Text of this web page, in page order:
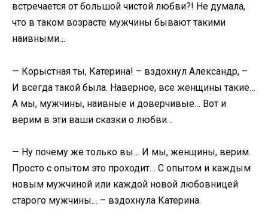
встречается от большой чистой любви?! Не думала,
что в таком возрасте мужчины бывают такими
наивными…
— Корыстная ты, Катерина! – вздохнул Александр, –
И всегда такой была. Наверное, все женщины такие…
А мы, мужчины, наивные и доверчивые… Вот и
верим в эти ваши сказки о любви…
— Ну почему же только вы… И мы, женщины, верим.
Просто с опытом это проходит… С опытом и каждым
новым мужчиной или каждой новой любовницей
старого мужчины… – вздохнула Катерина.